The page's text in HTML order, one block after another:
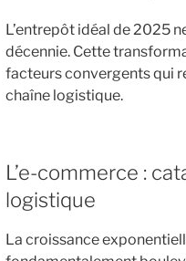
L’entrepôt idéal de 2025
décennie. Cette
facteurs convergents qui
chaîne logistique.
L’e-commerce :
logistique
La croissance